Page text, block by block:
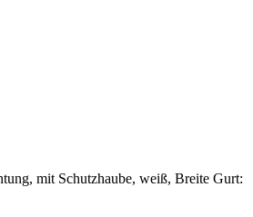
mit Schutzhaube, weiß, Breite Gurt: